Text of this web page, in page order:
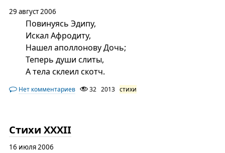
29 август 2006
Повинуясь Эдипу,
Искал Афродиту,
Нашел аполлонову Дочь;
Теперь души слиты,
А тела склеил скотч.
Нет комментариев 32 2013 стихи
Стихи XXXII
16 июля 2006